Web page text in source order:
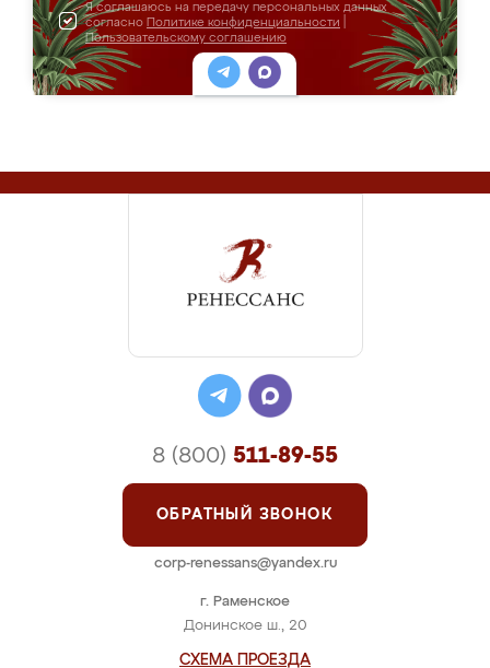
Я соглашаюсь на передачу персональных данных
согласно Политике конфиденциальности
Пользовательскому соглашению
г. Раменское
Донинское ш., 20
СХЕМА ПРОЕЗДА
8 (800) 511-89-55
ОБРАТНЫЙ ЗВОНОК
corp-renessans@yandex.ru